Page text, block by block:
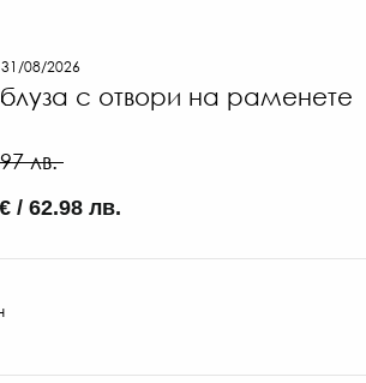
08/2026
с отвори на раменете
лв.
/ 62.98 лв.